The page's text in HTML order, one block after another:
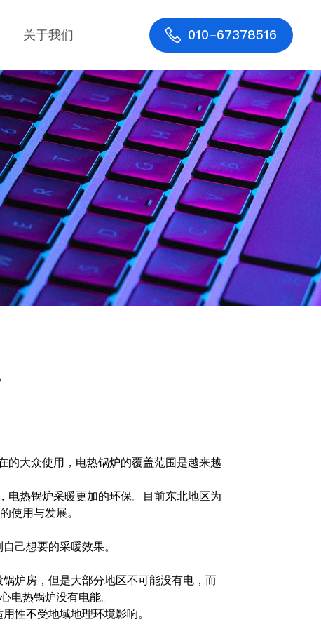
010-67378516
关于我们
的大众使用，电热锅炉的覆盖范围是越来越
电热锅炉采暖更加的环保。目前东北地区为
使用与发展。
己想要的采暖效果。
炉房，但是大部分地区不可能没有电，而
电热锅炉没有电能。
性不受地域地理环境影响。